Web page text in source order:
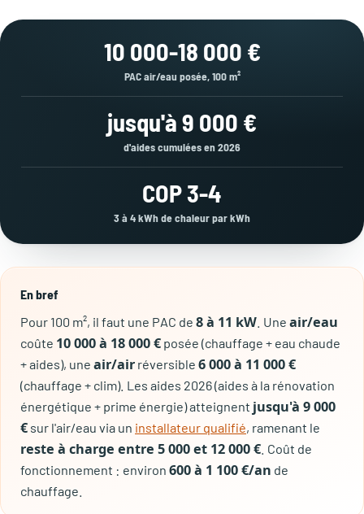
10 000-18 000 €
PAC air/eau posée, 100 m²
jusqu'à 9 000 €
d'aides cumulées en 2026
COP 3-4
3 à 4 kWh de chaleur par kWh
En bref
Pour 100 m², il faut une PAC de 8 à 11 kW . Une air/eau
coûte 10 000 à 18 000 € posée (chauffage + eau chaude
+ aides), une air/air réversible 6 000 à 11 000 €
(chauffage + clim). Les aides 2026 (aides à la rénovation
énergétique + prime énergie) atteignent jusqu'à 9 000
€ sur l'air/eau via un installateur qualifié, ramenant le
reste à charge entre 5 000 et 12 000 € . Coût de
fonctionnement : environ 600 à 1 100 €/an de
chauffage.